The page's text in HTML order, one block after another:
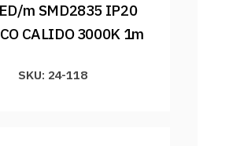
m SMD2835 IP20
CALIDO 3000K 1m
SKU: 24-118